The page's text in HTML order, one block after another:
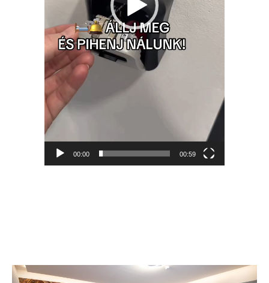
00:00 00:59